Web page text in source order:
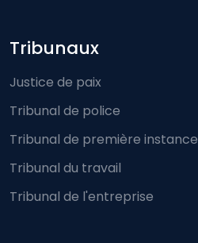
Footer-menu
Tribunaux
Justice de paix
Tribunal de police
Tribunal de première instance
Tribunal du travail
Tribunal de l'entreprise